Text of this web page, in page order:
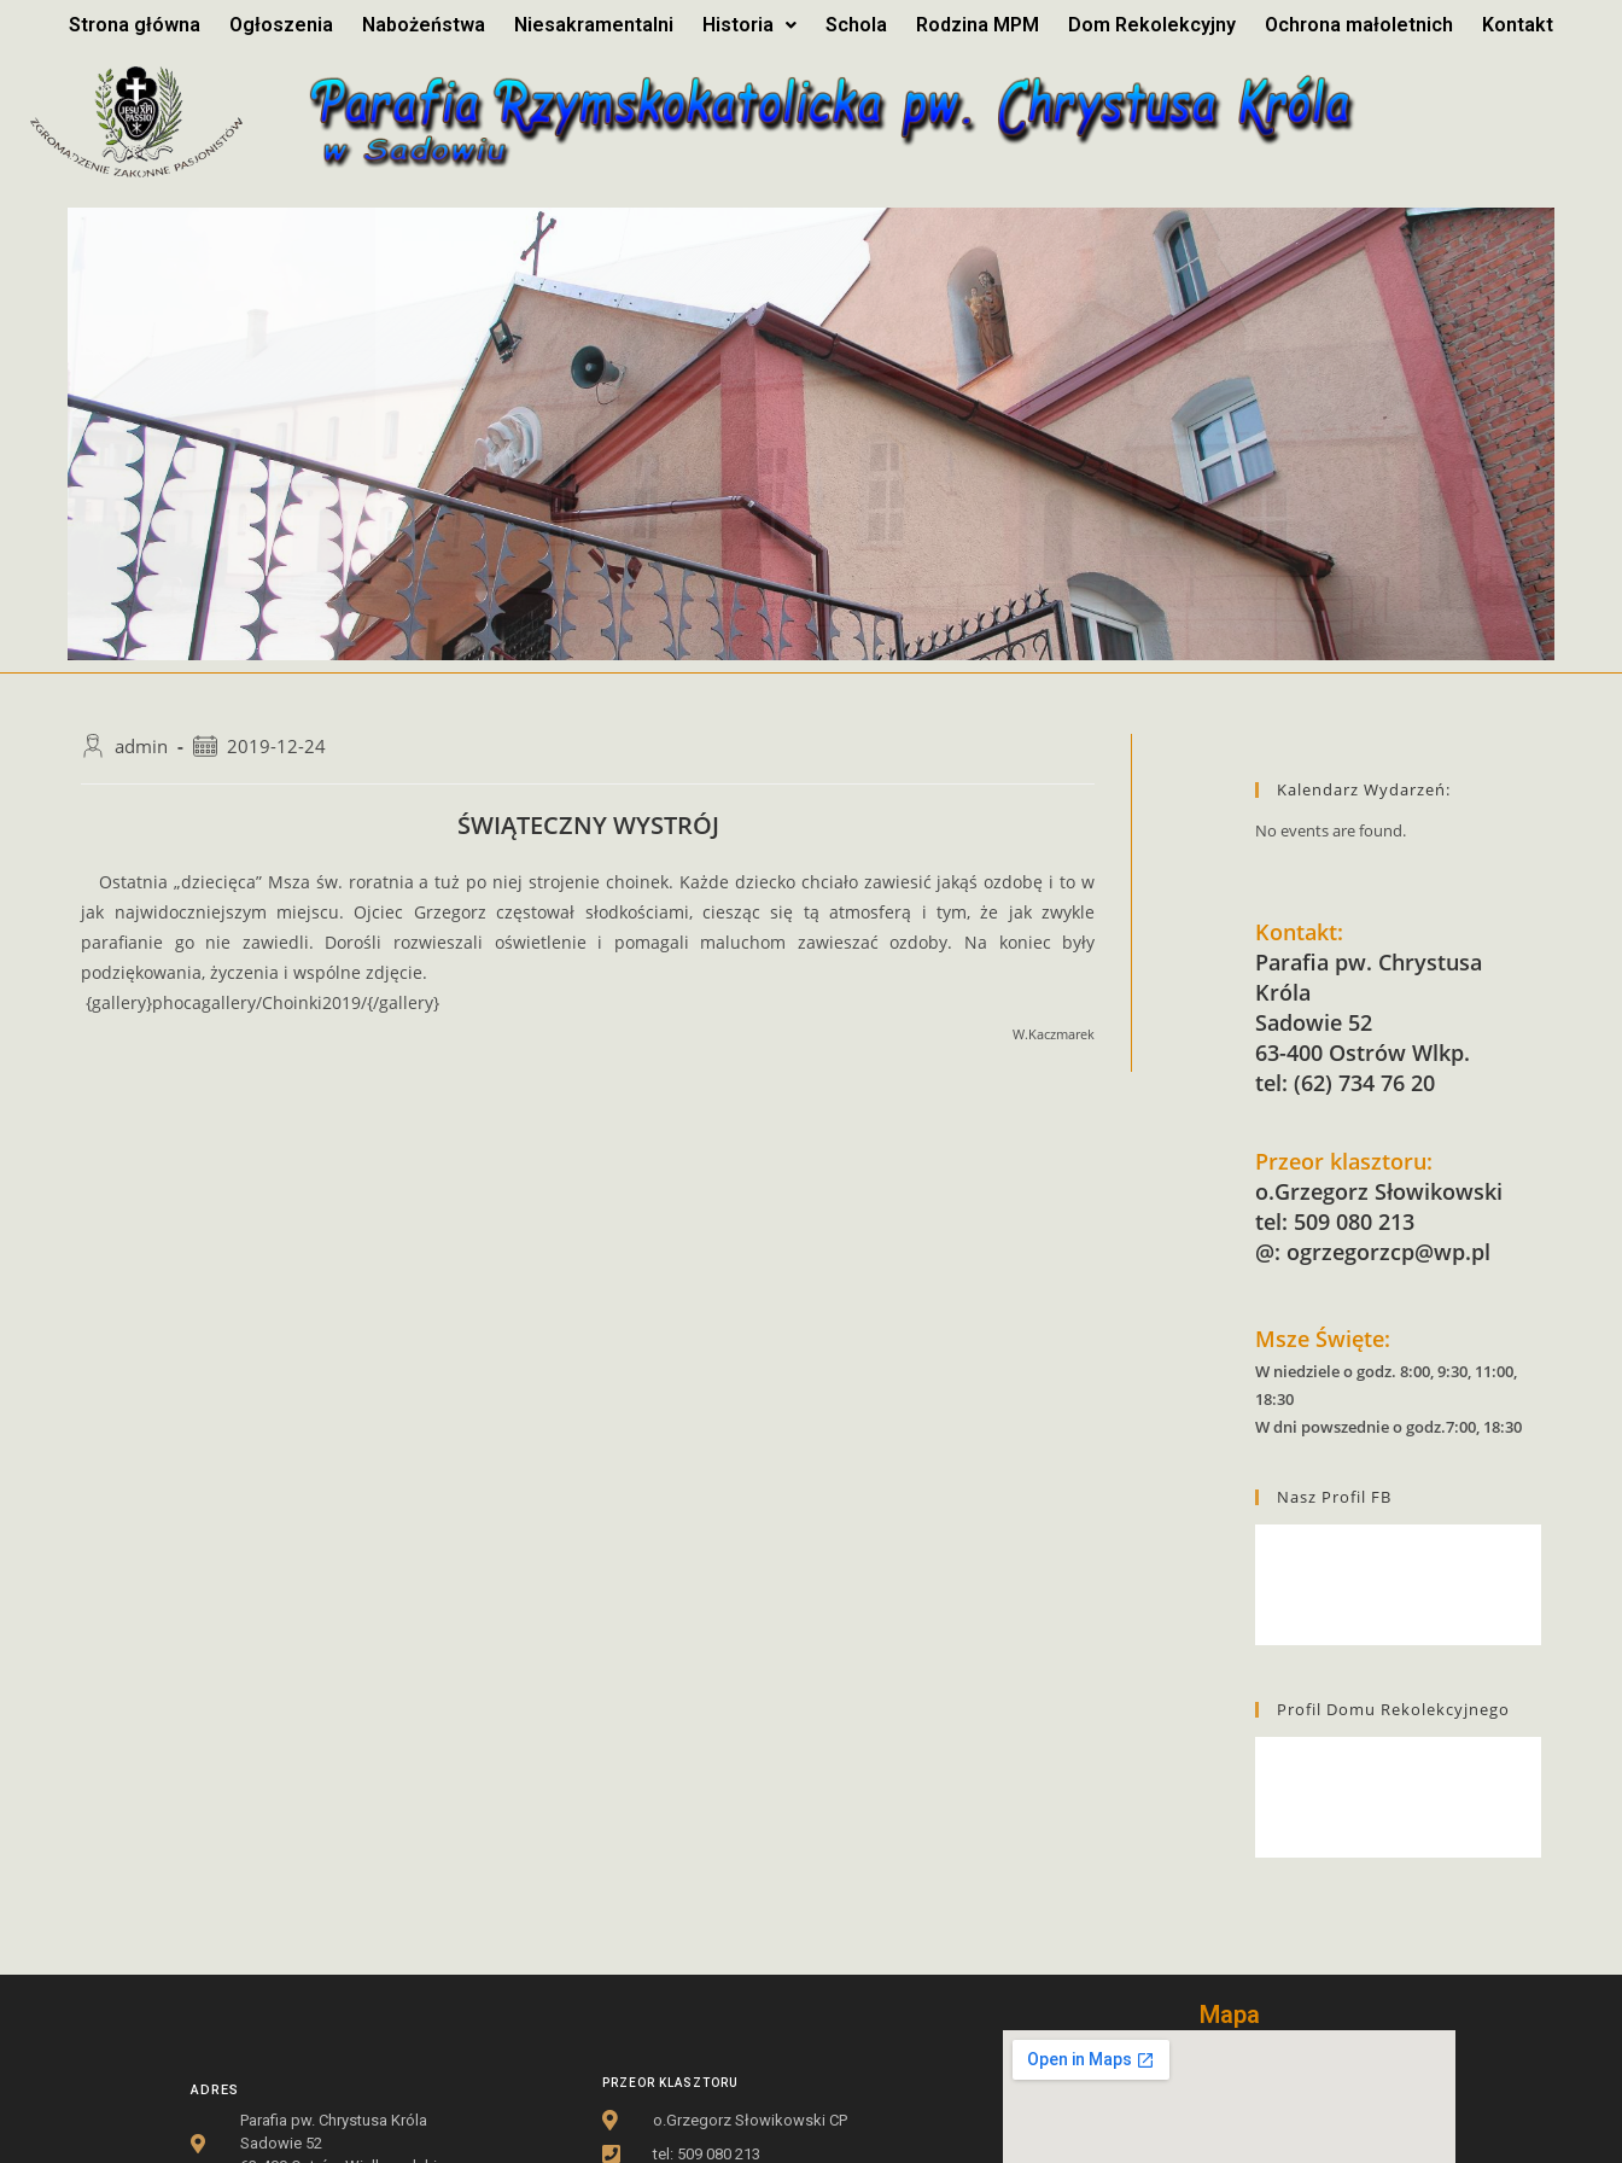
Strona główna Ogłoszenia Nabożeństwa Niesakramentalni Historia Schola Rodzina MPM Dom Rekolekcyjny Ochrona małoletnich Kontakt
admin 2019-12-24
ŚWIĄTECZNY WYSTRÓJ
Ostatnia „dziecięca” Msza św. roratnia a tuż po niej strojenie choinek. Każde dziecko chciało zawiesić jakąś ozdobę i to w
jak najwidoczniejszym miejscu. Ojciec Grzegorz częstował słodkościami, ciesząc się tą atmosferą i tym, że jak zwykle
parafianie go nie zawiedli. Dorośli rozwieszali oświetlenie i pomagali maluchom zawieszać ozdoby. Na koniec były
podziękowania, życzenia i wspólne zdjęcie.
{gallery}phocagallery/Choinki2019/{/gallery}
W.Kaczmarek
Kalendarz Wydarzeń:
No events are found.
Kontakt:
Parafia pw. Chrystusa
Króla
Sadowie 52
63-400 Ostrów Wlkp.
tel: (62) 734 76 20
Przeor klasztoru:
o.Grzegorz Słowikowski
tel: 509 080 213
@: ogrzegorzcp@wp.pl
Msze Święte:
W niedziele o godz. 8:00, 9:30, 11:00,
18:30
W dni powszednie o godz.7:00, 18:30
Nasz Profil FB
Profil Domu Rekolekcyjnego
ADRES
Parafia pw. Chrystusa Króla
Sadowie 52
PRZEOR KLASZTORU
o.Grzegorz Słowikowski CP
tel: 509 080 213
Mapa